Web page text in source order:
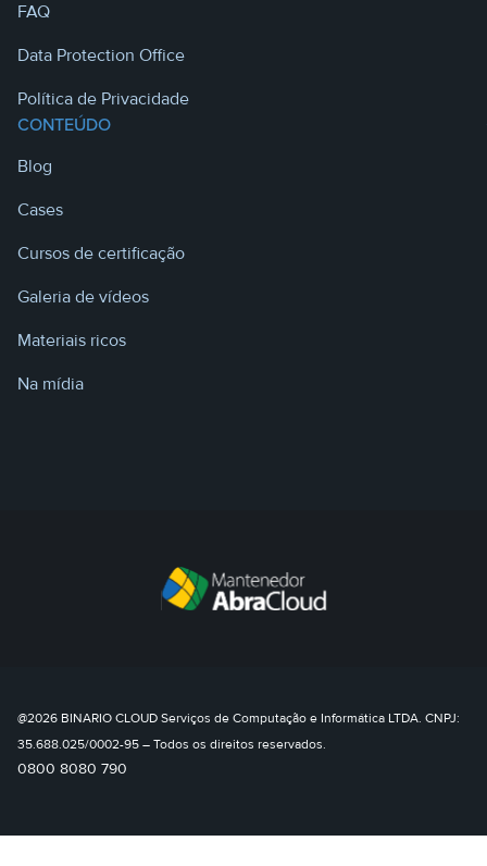
FAQ
Data Protection Office
Política de Privacidade
CONTEÚDO
Blog
Cases
Cursos de certificação
Galeria de vídeos
Materiais ricos
Na mídia
@2026 BINARIO CLOUD Serviços de Computação e Informática LTDA. CNPJ:
35.688.025/0002-95 – Todos os direitos reservados.
0800 8080 790